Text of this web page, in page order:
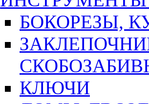
БОКОРЕЗЫ,
КЛЮЧИ